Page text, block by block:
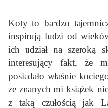
Koty to bardzo
inspirują ludzi od
ich udział na szeroką
interesujący fakt, że
posiadało właśnie
ze znanych mi książek
z taką czułością jak